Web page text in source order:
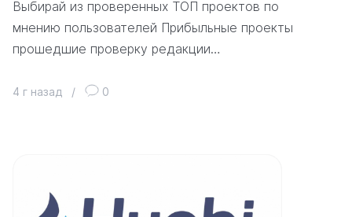
Выбирай из проверенных ТОП проектов по
мнению пользователей Прибыльные проекты
прошедшие проверку редакции…
4 г назад / 0